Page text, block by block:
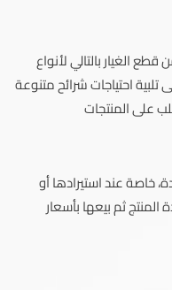
الغيار بالتالي لأنواع
احتياجات شرائح متنوعة
على المنتجات
خاصة عند استيرادها أو
ثم بيعها بأسعار